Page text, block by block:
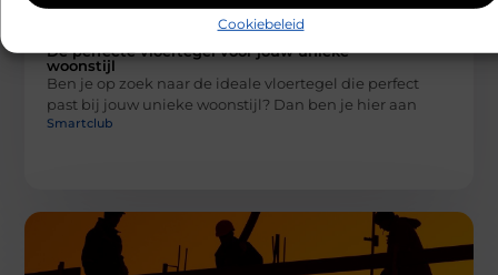
Cookiebeleid
De perfecte vloertegel voor jouw unieke
woonstijl
Ben je op zoek naar de ideale vloertegel die perfect
past bij jouw unieke woonstijl? Dan ben je hier aan
Smartclub